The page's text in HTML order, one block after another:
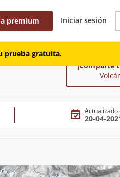
premium Iniciar sesión
prueba gratuita.
¡Comparte
Actualizado
20-04-